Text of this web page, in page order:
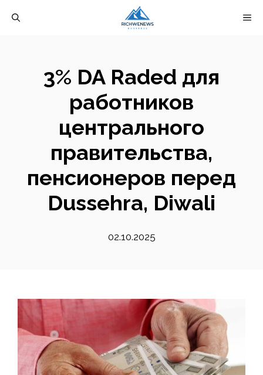
3% DA Raded для
работников
центрального
правительства,
пенсионеров перед
Dussehra, Diwali
02.10.2025